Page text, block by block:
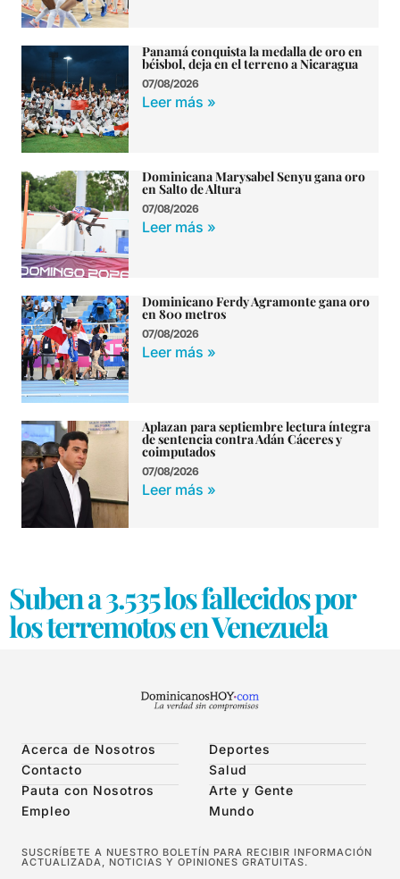
Panamá conquista la medalla de oro en
béisbol, deja en el terreno a Nicaragua
07/08/2026
Leer más »
Dominicana Marysabel Senyu gana oro
en Salto de Altura
07/08/2026
Leer más »
Dominicano Ferdy Agramonte gana oro
en 800 metros
07/08/2026
Leer más »
Aplazan para septiembre lectura íntegra
de sentencia contra Adán Cáceres y
coimputados
07/08/2026
Leer más »
Suben a 3.535 los fallecidos por
los terremotos en Venezuela
Acerca de Nosotros
Contacto
Pauta con Nosotros
Empleo
Deportes
Salud
Arte y Gente
Mundo
SUSCRÍBETE A NUESTRO BOLETÍN PARA RECIBIR INFORMACIÓN
ACTUALIZADA, NOTICIAS Y OPINIONES GRATUITAS.